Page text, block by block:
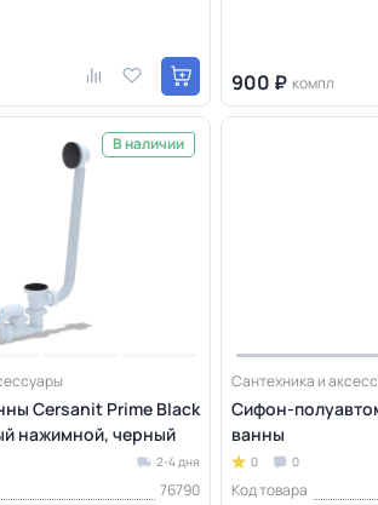
900 ₽ компл
В наличии
Cersanit Prime Black
нажимной, черный
2-4 дня
76790
Сантехника и
Сифон-
ванны
0 0
Код товара